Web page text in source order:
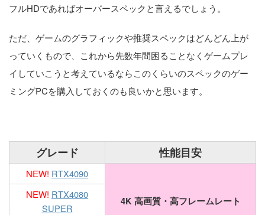
フルHDであればオーバースペックと言えるでしょう。
ただ、ゲームのグラフィックや推奨スペックはどんどん上が
っていくもので、これから先数年間困ることなくゲームプレ
イしていこうと考えているならこのくらいのスペックのゲー
ミングPCを購入しておくのも良いかと思います。
グレード 性能目安
NEW! RTX4090
4K 高画質・高フレームレート
NEW! RTX4080
SUPER